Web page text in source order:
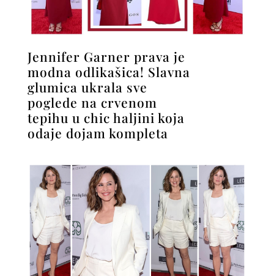
Jennifer Garner prava je
modna odlikašica! Slavna
glumica ukrala sve
poglede na crvenom
tepihu u chic haljini koja
odaje dojam kompleta